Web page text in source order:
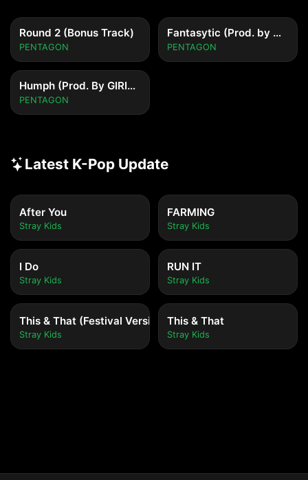
Round 2 (Bonus Track)
PENTAGON
Fantasytic (Prod. by Giriboy)
PENTAGON
Humph (Prod. By GIRIBOY)
PENTAGON
Latest K-Pop Update
After You
Stray Kids
FARMING
Stray Kids
I Do
Stray Kids
RUN IT
Stray Kids
This & That (Festival Version)
Stray Kids
This & That
Stray Kids